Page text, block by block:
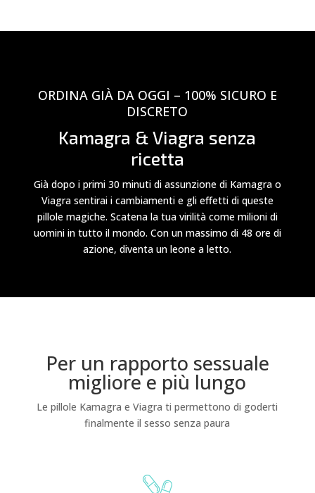
ORDINA GIÀ DA OGGI – 100% SICURO E
DISCRETO
Kamagra & Viagra senza
ricetta
Già dopo i primi 30 minuti di assunzione di Kamagra o
Viagra sentirai i cambiamenti e gli effetti di queste
pillole magiche. Scatena la tua virilità come milioni di
uomini in tutto il mondo. Con un massimo di 48 ore di
azione, diventa un leone a letto.
Per un rapporto sessuale
migliore e più lungo
Le pillole Kamagra e Viagra ti permettono di goderti
finalmente il sesso senza paura